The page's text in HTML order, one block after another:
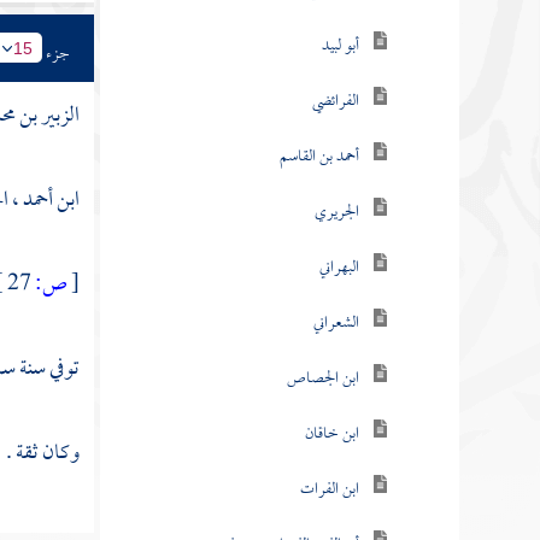
أبو لبيد
الفرائضي
أحمد بن القاسم
الجريري
البهراني
الشعراني
ابن الجصاص
ابن خاقان
ابن الفرات
جزء 15
الزبير بن
ابن أحمد ،
[ص:
توفي سنة
وكان ثقة .